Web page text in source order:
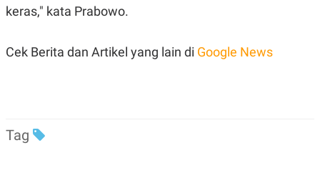
A
G
A
A
I
R
J
N
keras," kata Prabowo.
Cek Berita dan Artikel yang lain di Google News
Tag